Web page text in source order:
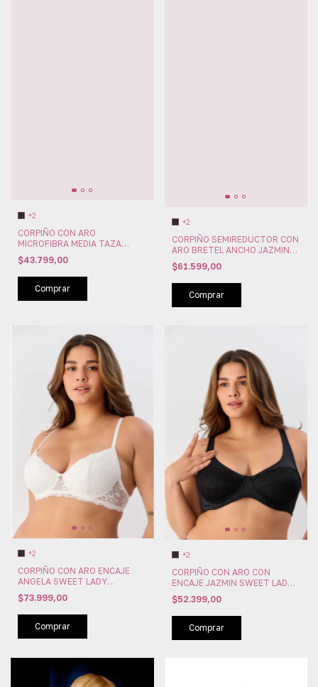
+2
CORPIÑO CON ARO
MICROFIBRA MEDIA TAZA
BORDADA ANA GRANT
(AG779)
$43.799,00
Comprar
+2
CORPIÑO SEMIREDUCTOR CON
ARO BRETEL ANCHO JAZMIN
SWEET LADY (SW295-71)
$61.599,00
Comprar
+2
CORPIÑO CON ARO ENCAJE
ANGELA SWEET LADY
(SW294-94)
$73.999,00
Comprar
+2
CORPIÑO CON ARO CON
ENCAJE JAZMIN SWEET LADY
(SW294-71)
$52.399,00
Comprar